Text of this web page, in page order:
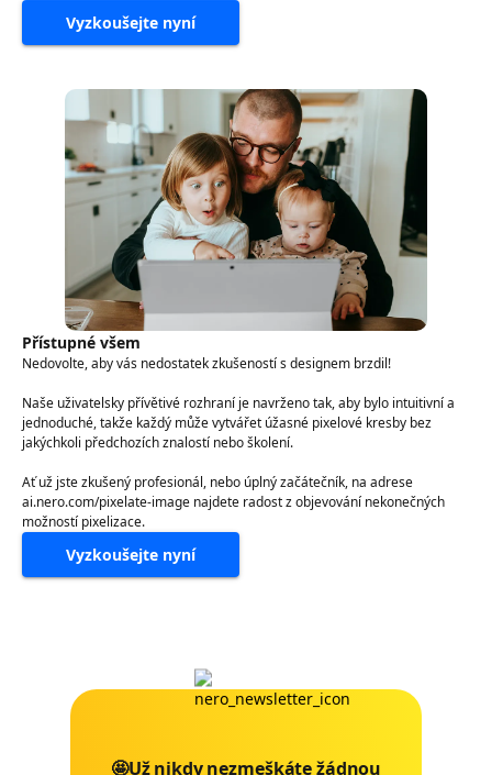
Vyzkoušejte nyní
Přístupné všem
Nedovolte, aby vás nedostatek zkušeností s designem brzdil!
Naše uživatelsky přívětivé rozhraní je navrženo tak, aby bylo intuitivní a
jednoduché, takže každý může vytvářet úžasné pixelové kresby bez
jakýchkoli předchozích znalostí nebo školení.
Ať už jste zkušený profesionál, nebo úplný začátečník, na adrese
ai.nero.com/pixelate-image najdete radost z objevování nekonečných
možností pixelizace.
Vyzkoušejte nyní
🤩Už nikdy nezmeškáte žádnou